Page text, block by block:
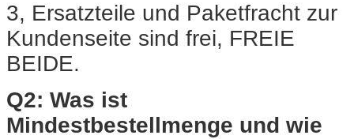
3, Ersatzteile und Paketfracht zur
Kundenseite sind frei, FREIE
BEIDE.
Q2: Was ist
Mindestbestellmenge und wie